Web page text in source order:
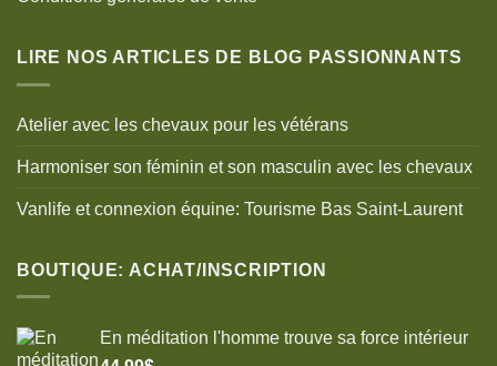
LIRE NOS ARTICLES DE BLOG PASSIONNANTS
Atelier avec les chevaux pour les vétérans
Harmoniser son féminin et son masculin avec les chevaux
Vanlife et connexion équine: Tourisme Bas Saint-Laurent
BOUTIQUE: ACHAT/INSCRIPTION
En méditation l'homme trouve sa force intérieur